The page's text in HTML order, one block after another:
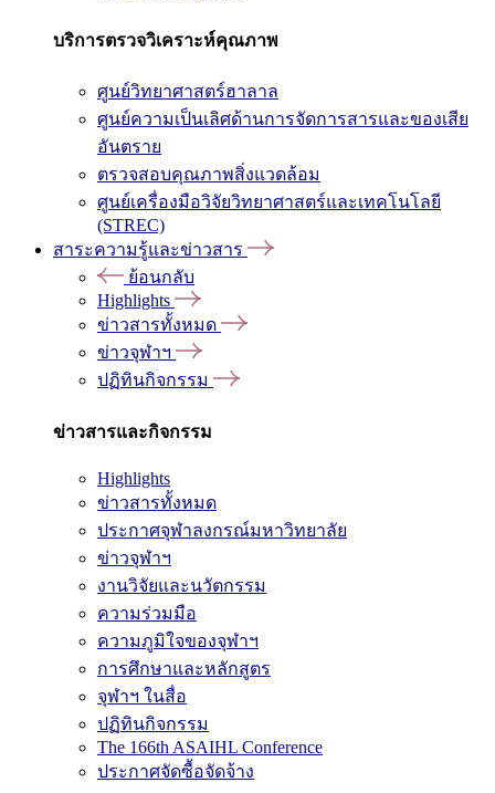
บริการตรวจวิเคราะห์คุณภาพ
ศูนย์วิทยาศาสตร์ฮาลาล
ศูนย์ความเป็นเลิศด้านการจัดการสารและของเสีย
อันตราย
ตรวจสอบคุณภาพสิ่งแวดล้อม
ศูนย์เครื่องมือวิจัยวิทยาศาสตร์และเทคโนโลยี
(STREC)
สาระความรู้และข่าวสาร
ย้อนกลับ
Highlights
ข่าวสารทั้งหมด
ข่าวจุฬาฯ
ปฏิทินกิจกรรม
ข่าวสารและกิจกรรม
Highlights
ข่าวสารทั้งหมด
ประกาศจุฬาลงกรณ์มหาวิทยาลัย
ข่าวจุฬาฯ
งานวิจัยและนวัตกรรม
ความร่วมมือ
ความภูมิใจของจุฬาฯ
การศึกษาและหลักสูตร
จุฬาฯ ในสื่อ
ปฏิทินกิจกรรม
The 166th ASAIHL Conference
ประกาศจัดซื้อจัดจ้าง